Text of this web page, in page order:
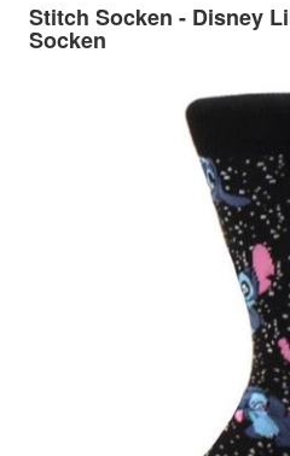
Stitch Socken - Disney
Socken